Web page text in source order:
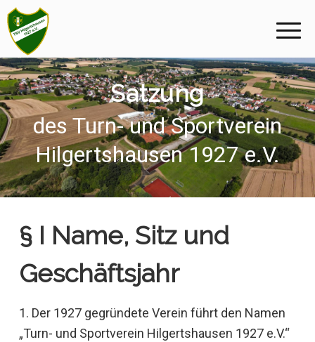
Satzung
des Turn- und Sportverein
Hilgertshausen 1927 e.V.
§ I Name, Sitz und
Geschäftsjahr
1. Der 1927 gegründete Verein führt den Namen
„Turn- und Sportverein Hilgertshausen 1927 e.V.“